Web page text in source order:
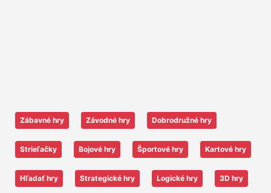
Zábavné hry Závodné hry Dobrodružné hry
Strieľačky Bojové hry Športové hry Kartové hry
Hľadať hry Strategické hry Logické hry 3D hry